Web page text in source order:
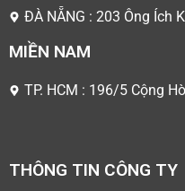
ĐÀ NẴNG : 203 Ông Ích
MIỀN NAM
TP. HCM : 196/5 Cộng
THÔNG TIN CÔNG TY